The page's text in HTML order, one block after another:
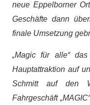
neue Eppelborner
Geschäfte dann
finale Umsetzung
„Magic für alle“
Hauptattraktion auf
Schmitt auf den
Fahrgeschäft